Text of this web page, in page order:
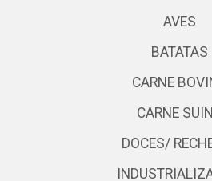
AVES
BATATAS
CARNE
CARNE
DOCES/